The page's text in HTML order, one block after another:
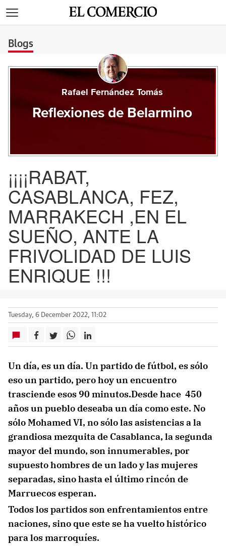
Blogs
Rafael Fernández Tomás
Reflexiones de Belarmino
¡¡¡¡RABAT,
CASABLANCA, FEZ,
MARRAKECH ,EN EL
SUEÑO, ANTE LA
FRIVOLIDAD DE LUIS
ENRIQUE !!!
Tuesday, 6 December 2022, 11:02
Un día, es un día. Un partido de fútbol, es sólo
eso un partido, pero hoy un encuentro
trasciende esos 90 minutos.Desde hace 450
años un pueblo deseaba un día como este. No
sólo Mohamed VI, no sólo las asistencias a la
grandiosa mezquita de Casablanca, la segunda
mayor del mundo, son innumerables, por
supuesto hombres de un lado y las mujeres
separadas, sino hasta el último rincón de
Marruecos esperan.
Todos los partidos son enfrentamientos entre
naciones, sino que este se ha vuelto histórico
para losmarroquíes.